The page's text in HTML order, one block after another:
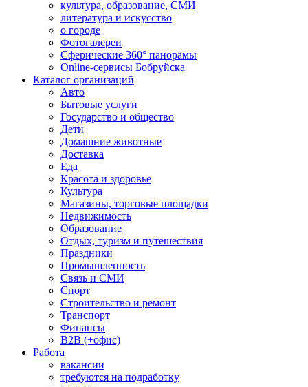
культура, образование, СМИ
литература и искусство
о городе
Фотогалереи
Сферические 360° панорамы
Online-сервисы Бобруйска
Каталог организаций
Авто
Бытовые услуги
Государство и общество
Дети
Домашние животные
Доставка
Еда
Красота и здоровье
Культура
Магазины, торговые площадки
Недвижимость
Образование
Отдых, туризм и путешествия
Праздники
Промышленность
Связь и СМИ
Спорт
Строительство и ремонт
Транспорт
Финансы
B2B (+офис)
Работа
вакансии
требуются на подработку